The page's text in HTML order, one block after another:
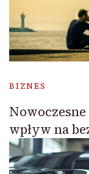
BIZNES
wpływ na